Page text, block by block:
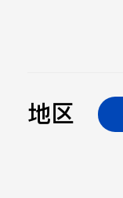
地区